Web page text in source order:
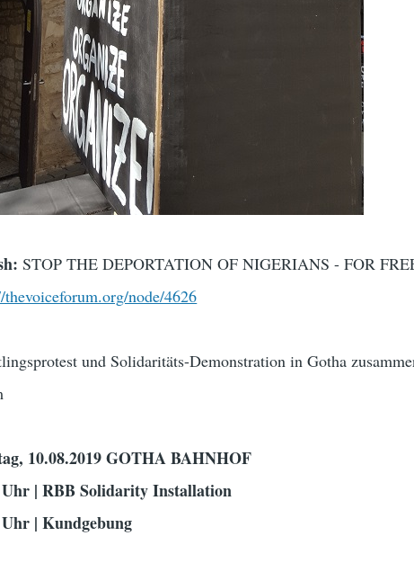
STOP THE DEPORTATION OF NIGERIANS - FOR
thevoiceforum.org/node/4626
und Solidaritäts-Demonstration in Gotha
10.08.2019 GOTHA BAHNHOF
Uhr | RBB Solidarity Installation
Uhr | Kundgebung